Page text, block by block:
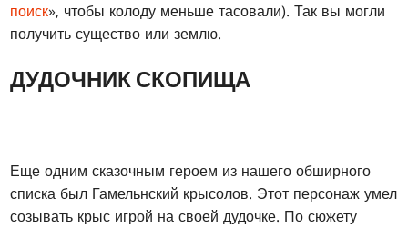
поиск», чтобы колоду меньше тасовали). Так вы могли
получить существо или землю.
ДУДОЧНИК СКОПИЩА
Еще одним сказочным героем из нашего обширного
списка был Гамельнский крысолов. Этот персонаж умел
созывать крыс игрой на своей дудочке. По сюжету